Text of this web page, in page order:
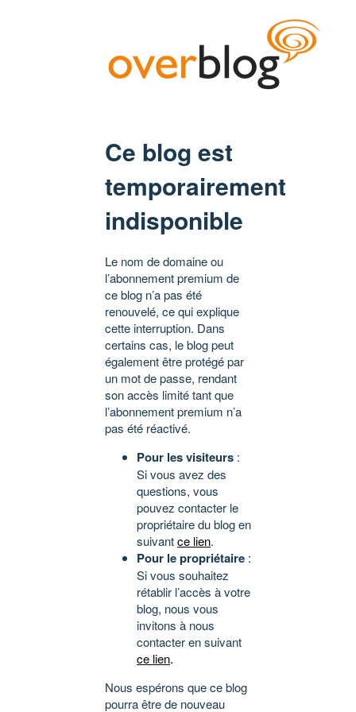
Ce blog est
temporairement
indisponible
Le nom de domaine ou
l’abonnement premium de
ce blog n’a pas été
renouvelé, ce qui explique
cette interruption. Dans
certains cas, le blog peut
également être protégé par
un mot de passe, rendant
son accès limité tant que
l’abonnement premium n’a
pas été réactivé.
Pour les visiteurs :
Si vous avez des
questions, vous
pouvez contacter le
propriétaire du blog en
suivantce lien.
Pour le propriétaire :
Si vous souhaitez
rétablir l’accès à votre
blog, nous vous
invitons à nous
contacter en suivant
ce lien.
Nous espérons que ce blog
pourra être de nouveau